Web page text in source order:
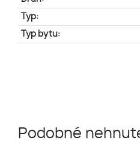
Typ:
Typ bytu:
Podobné